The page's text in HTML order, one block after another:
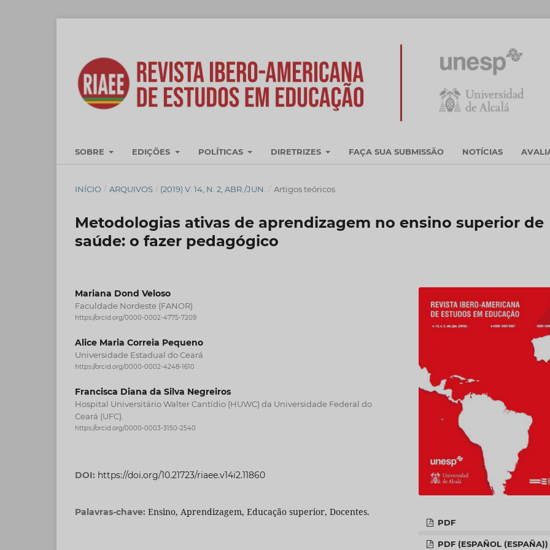
SOBRE EDIÇÕES POLÍTICAS DIRETRIZES FAÇA SUA SUBMISSÃO NOTÍCIAS
INÍCIO / ARQUIVOS / (2019) V. 14, N. 2, ABR./JUN. / Artigos teóricos
Metodologias ativas de aprendizagem no ensino superior de
saúde: o fazer pedagógico
Mariana Dond Veloso
Faculdade Nordeste (FANOR)
https://orcid.org/0000-0002-4775-7209
Alice Maria Correia Pequeno
Universidade Estadual do Ceará
https://orcid.org/0000-0002-4248-1610
Francisca Diana da Silva Negreiros
Hospital Universitário Walter Cantídio (HUWC) da Universidade Federal do
Ceará (UFC).
https://orcid.org/0000-0003-3150-2540
DOI: https://doi.org/10.21723/riaee.v14i2.11860
Palavras-chave: Ensino, Aprendizagem, Educação superior, Docentes.
PDF
PDF (ESPAÑOL (ESPAÑA))